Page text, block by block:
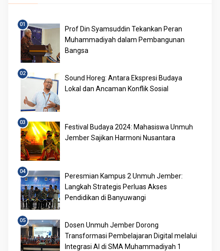
Prof Din Syamsuddin Tekankan Peran
Muhammadiyah dalam Pembangunan
Bangsa
Sound Horeg: Antara Ekspresi Budaya
Lokal dan Ancaman Konflik Sosial
Festival Budaya 2024: Mahasiswa Unmuh
Jember Sajikan Harmoni Nusantara
Peresmian Kampus 2 Unmuh Jember:
Langkah Strategis Perluas Akses
Pendidikan di Banyuwangi
Dosen Unmuh Jember Dorong
Transformasi Pembelajaran Digital melalui
Integrasi AI di SMA Muhammadiyah 1